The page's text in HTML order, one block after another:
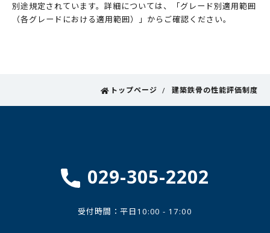
別途規定されています。詳細については、
「グレード別適用範囲
（各グレードにおける適用範囲）」 からご確認ください。
トップページ 建築鉄骨の性能評価制度
029-305-2202
受付時間：平日10:00 - 17:00